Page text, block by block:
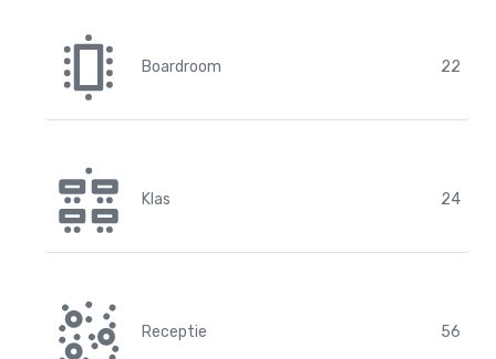
Boardroom 22
Klas 24
Receptie 56